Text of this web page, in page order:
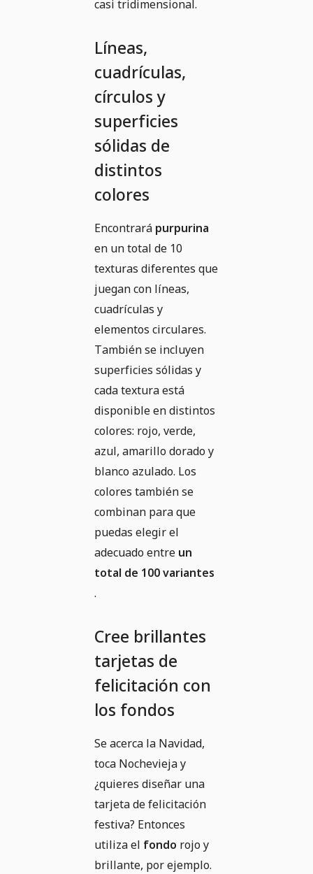
casi tridimensional.
Líneas,
cuadrículas,
círculos y
superficies
sólidas de
distintos
colores
Encontrará purpurina
en un total de 10
texturas diferentes que
juegan con líneas,
cuadrículas y
elementos circulares.
También se incluyen
superficies sólidas y
cada textura está
disponible en distintos
colores: rojo, verde,
azul, amarillo dorado y
blanco azulado. Los
colores también se
combinan para que
puedas elegir el
adecuado entre un
total de 100 variantes
.
Cree brillantes
tarjetas de
felicitación con
los fondos
Se acerca la Navidad,
toca Nochevieja y
¿quieres diseñar una
tarjeta de felicitación
festiva? Entonces
utiliza el fondo rojo y
brillante, por ejemplo.